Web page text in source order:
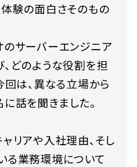
体験の面白さそのもの
のサーバーエンジニア
どのような役割を担
回は、異なる立場から
話を聞きました。
リアや入社理由、そし
る業務環境について